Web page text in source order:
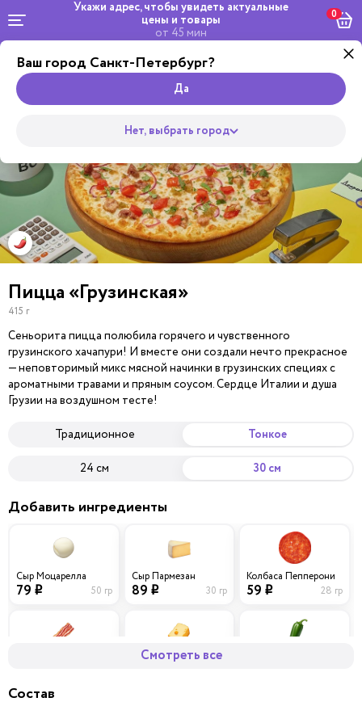
Укажи адрес, чтобы увидеть актуальные
цены и товары
от 45 мин
Ваш город Санкт-Петербург?
Да
Нет, выбрать город
0
Dosta
кейтеринг
Комбо и
Пицца «Грузинскaя»
415 г
Сеньорита пицца полюбила горячего и чувственного
грузинского хачапури! И вместе они создали нечто прекрасное
— неповторимый микс мясной начинки в грузинских специях с
ароматными травами и пряным соусом. Сердце Италии и душа
Грузии на воздушном тесте!
Традиционное Тонкое
24 см 30 см
Добавить ингредиенты
Сыр Моцарелла
79 i 50 гр
Сыр Пармезан
89 i 30 гр
Колбаса Пепперони
59 i 28 гр
Сыр Чеддер
Смотреть все
Состав